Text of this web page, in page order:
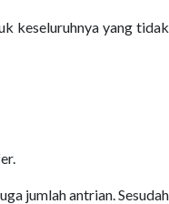
keseluruhnya yang tidak
jumlah antrian. Sesudah